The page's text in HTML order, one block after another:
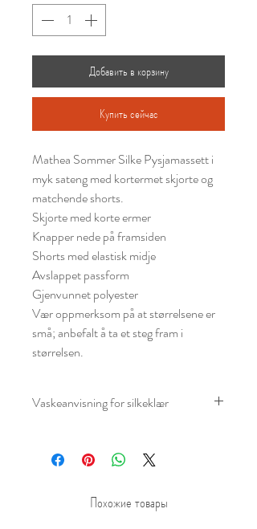
Добавить в корзину
Купить сейчас
Mathea Sommer Silke Pysjamassett i
myk sateng med kortermet skjorte og
matchende shorts.
Skjorte med korte ermer
Knapper nede på framsiden
Shorts med elastisk midje
Avslappet passform
Gjenvunnet polyester
Vær oppmerksom på at størrelsene er
små; anbefalt å ta et steg fram i
størrelsen.
Vaskeanvisning for silkeklær
generelle rådene:
Sjekk alltid vaskeetiketten først.
ca. 30 °C) eller silke program med
Похожие товары